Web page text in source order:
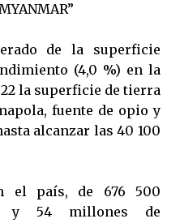
de la superficie
(4,0 %) en la
la superficie de tierra
fuente de opio y
alcanzar las 40 100
el país, de 676 500
y 54 millones de